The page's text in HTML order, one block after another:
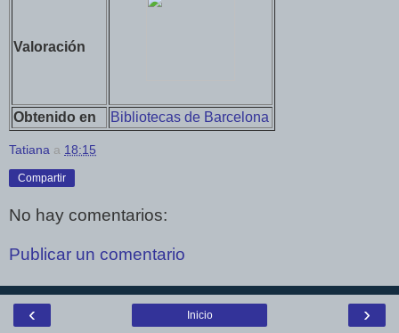
Valoración
Obtenido en Bibliotecas de Barcelona
Tatiana a 18:15
Compartir
No hay comentarios:
Publicar un comentario
‹ ›
Inicio